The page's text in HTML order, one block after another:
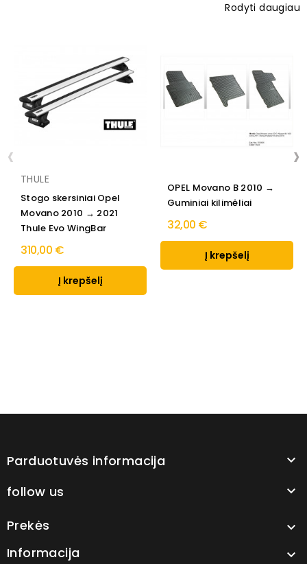
Rodyti daugiau
THULE
Stogo skersiniai Opel
Movano 2010 → 2021
Thule Evo WingBar
310,00 €
Į krepšelį
OPEL Movano B 2010 →
Guminiai kilimėliai
32,00 €
Į krepšelį
‹ ›
Parduotuvės informacija 
follow us 
Prekės 
Informacija 